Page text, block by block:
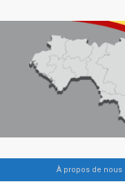
À propos de nous